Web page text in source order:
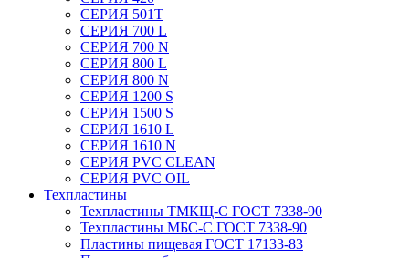
СЕРИЯ 501T
СЕРИЯ 700 L
СЕРИЯ 700 N
СЕРИЯ 800 L
СЕРИЯ 800 N
СЕРИЯ 1200 S
СЕРИЯ 1500 S
СЕРИЯ 1610 L
СЕРИЯ 1610 N
СЕРИЯ PVC CLEAN
СЕРИЯ PVC OIL
Техпластины
Техпластины ТМКЩ-С ГОСТ 7338-90
Техпластины МБС-С ГОСТ 7338-90
Пластины пищевая ГОСТ 17133-83